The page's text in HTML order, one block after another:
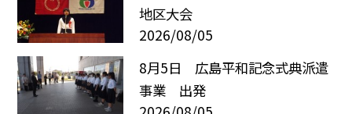
地区大会
2026/08/05
8月5日 広島平和記念式典派遣
事業 出発